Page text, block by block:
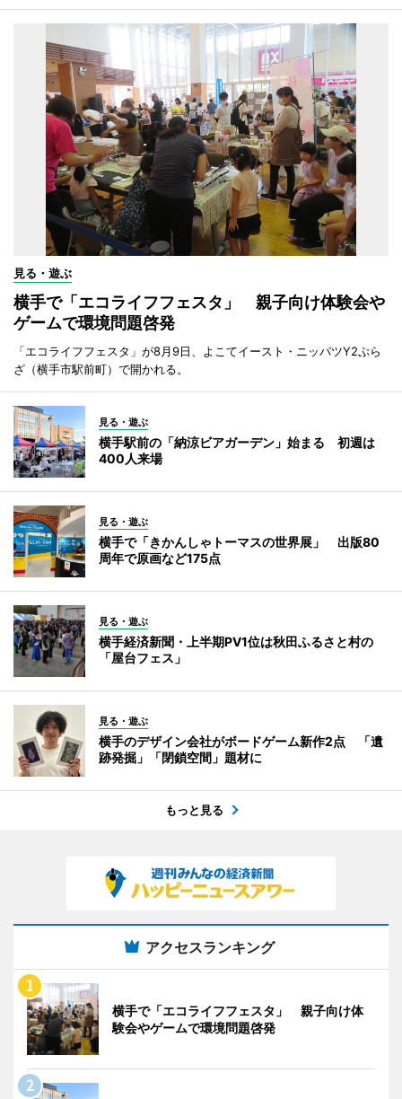
見る・遊ぶ
横手で「エコライフフェスタ」 親子向け体験会や
ゲームで環境問題啓発
「エコライフフェスタ」が8月9日、よこてイースト・ニッパツY2ぷら
ざ（横手市駅前町）で開かれる。
見る・遊ぶ
横手駅前の「納涼ビアガーデン」始まる 初週は
400人来場
見る・遊ぶ
横手で「きかんしゃトーマスの世界展」 出版80
周年で原画など175点
見る・遊ぶ
横手経済新聞・上半期PV1位は秋田ふるさと村の
「屋台フェス」
見る・遊ぶ
横手のデザイン会社がボードゲーム新作2点 「遺
跡発掘」「閉鎖空間」題材に
もっと見る
アクセスランキング
横手で「エコライフフェスタ」 親子向け体
験会やゲームで環境問題啓発